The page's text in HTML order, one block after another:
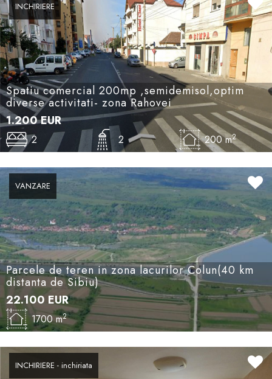
INCHIRIERE
Spatiu comercial 200mp ,semidemisol,optim
diverse activitati- zona Rahovei
1.200EUR
2 2 200 m2
VANZARE
Parcele de teren in zona lacurilor Colun(40 km
distanta de Sibiu)
22.100 EUR
1700 m2
INCHIRIERE - inchiriata